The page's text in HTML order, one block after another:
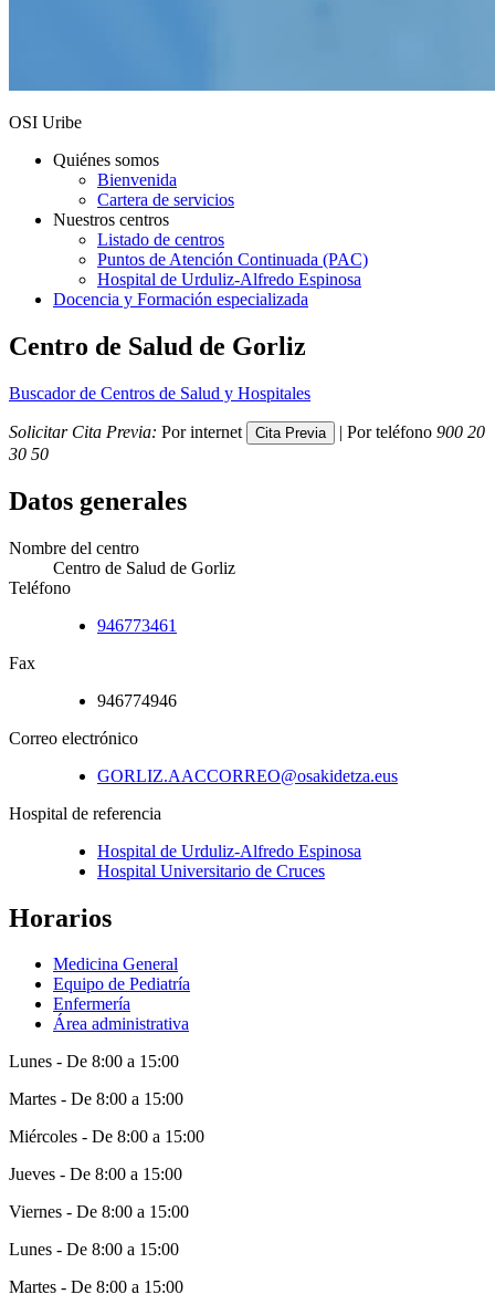
OSI Uribe
Quiénes somos
Bienvenida
Cartera de servicios
Nuestros centros
Listado de centros
Puntos de Atención Continuada (PAC)
Hospital de Urduliz-Alfredo Espinosa
Docencia y Formación especializada
Centro de Salud de Gorliz
Buscador de Centros de Salud y Hospitales
Solicitar Cita Previa: Por internet | Por teléfono 900 20
30 50
Datos generales
Nombre del centro
Centro de Salud de Gorliz
Teléfono
946773461
Fax
946774946
Correo electrónico
GORLIZ.AACCORREO@osakidetza.eus
Hospital de referencia
Hospital de Urduliz-Alfredo Espinosa
Hospital Universitario de Cruces
Horarios
Medicina General
Equipo de Pediatría
Enfermería
Área administrativa
Lunes - De 8:00 a 15:00
Martes - De 8:00 a 15:00
Miércoles - De 8:00 a 15:00
Jueves - De 8:00 a 15:00
Viernes - De 8:00 a 15:00
Lunes - De 8:00 a 15:00
Martes - De 8:00 a 15:00